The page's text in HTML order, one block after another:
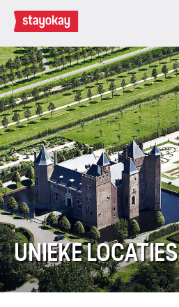
UNIEKE LOCATIES